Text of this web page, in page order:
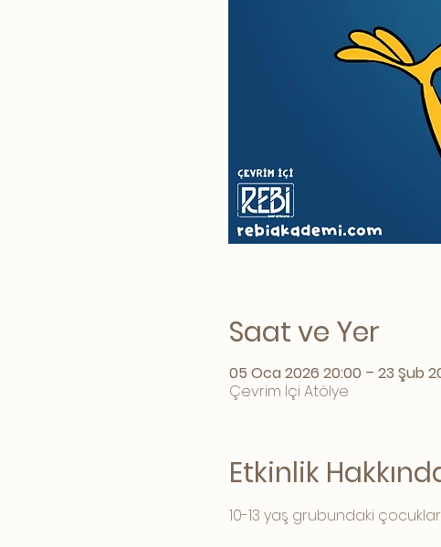
Saat ve Yer
05 Oca 2026 20:00 – 23 Şub
Çevrim İçi Atölye
Etkinlik
10-13 yaş grubundaki